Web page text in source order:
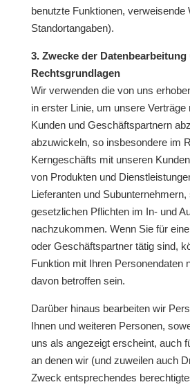
benutzte Funktionen, verweisende
Standortangaben).
3. Zwecke der Datenbearbeitung
Rechtsgrundlagen
Wir verwenden die von uns
in erster Linie, um unsere Verträge
Kunden und Geschäftspartnern
abzuwickeln, so insbesondere im
Kerngeschäfts mit unseren
von Produkten und
Lieferanten und
gesetzlichen Pflichten im In- und
nachzukommen. Wenn Sie für
oder Geschäftspartner tätig sind,
Funktion mit Ihren Personendaten
davon betroffen sein.
Darüber hinaus bearbeiten wir
Ihnen und weiteren Personen,
uns als angezeigt erscheint, auch
an denen wir (und zuweilen auch
Zweck entsprechendes